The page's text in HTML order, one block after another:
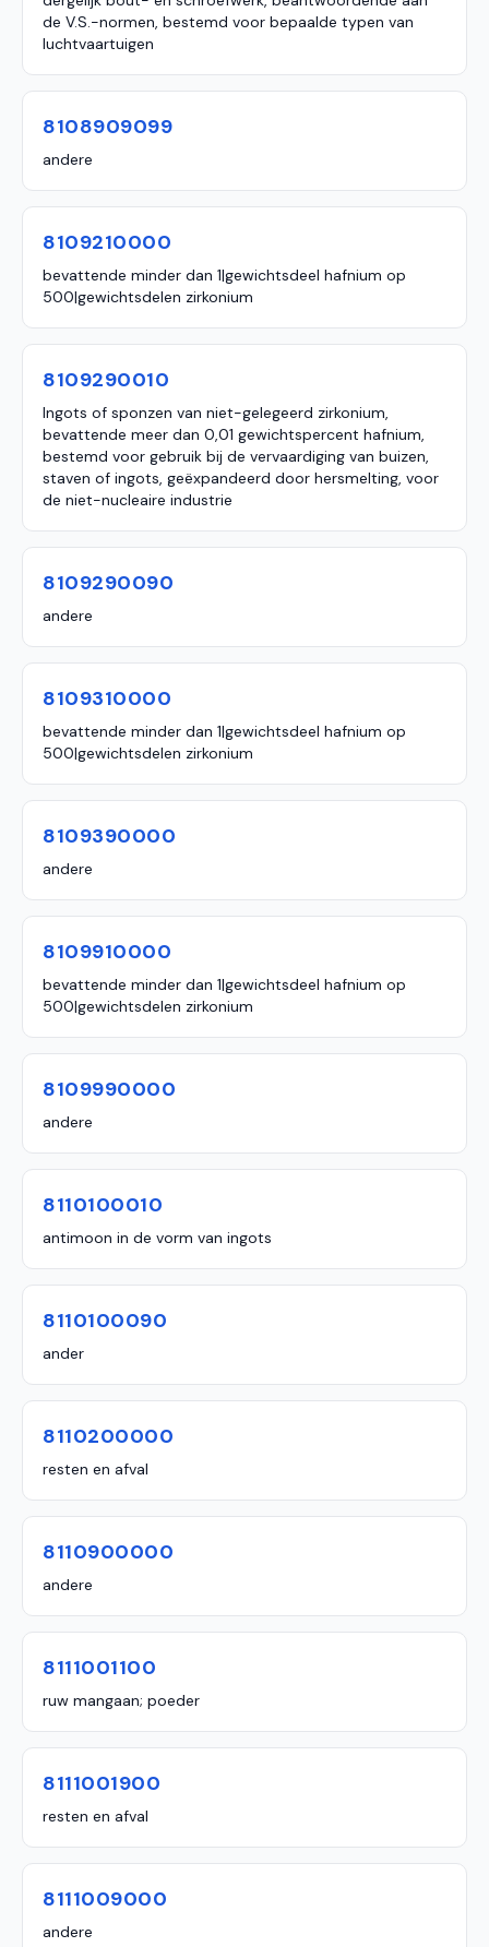
de V.S.-normen, bestemd voor bepaalde typen van
luchtvaartuigen
8108909099
andere
8109210000
bevattende minder dan 1|gewichtsdeel hafnium op
500|gewichtsdelen zirkonium
8109290010
Ingots of sponzen van niet-gelegeerd zirkonium,
bevattende meer dan 0,01 gewichtspercent hafnium,
bestemd voor gebruik bij de vervaardiging van buizen,
staven of ingots, geëxpandeerd door hersmelting, voor
de niet-nucleaire industrie
8109290090
andere
8109310000
bevattende minder dan 1|gewichtsdeel hafnium op
500|gewichtsdelen zirkonium
8109390000
andere
8109910000
bevattende minder dan 1|gewichtsdeel hafnium op
500|gewichtsdelen zirkonium
8109990000
andere
8110100010
antimoon in de vorm van ingots
8110100090
ander
8110200000
resten en afval
8110900000
andere
8111001100
ruw mangaan; poeder
8111001900
resten en afval
8111009000
andere